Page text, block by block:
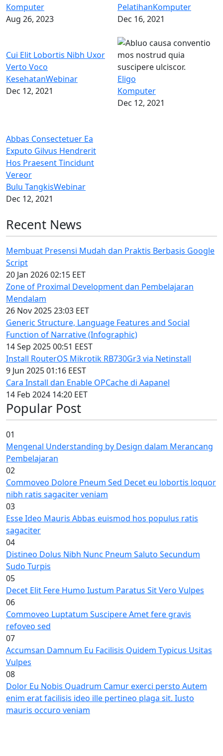
Komputer
Aug 26, 2023
PelatihanKomputer
Dec 16, 2021
Cui Elit Lobortis Nibh Uxor
Verto Voco
KesehatanWebinar
Dec 12, 2021
Eligo
Komputer
Dec 12, 2021
Abbas Consectetuer Ea
Exputo Gilvus Hendrerit
Hos Praesent Tincidunt
Vereor
Bulu TangkisWebinar
Dec 12, 2021
Recent News
Membuat Presensi Mudah dan Praktis Berbasis Google
Script
20 Jan 2026 02:15 EET
Zone of Proximal Development dan Pembelajaran
Mendalam
26 Nov 2025 23:03 EET
Generic Structure, Language Features and Social
Function of Narrative (Infographic)
14 Sep 2025 00:51 EEST
Install RouterOS Mikrotik RB730Gr3 via Netinstall
9 Jun 2025 01:16 EEST
Cara Install dan Enable OPCache di Aapanel
14 Feb 2024 14:20 EET
Popular Post
01
Mengenal Understanding by Design dalam Merancang
Pembelajaran
02
Commoveo Dolore Pneum Sed Decet eu lobortis loquor
nibh ratis sagaciter veniam
03
Esse Ideo Mauris Abbas euismod hos populus ratis
sagaciter
04
Distineo Dolus Nibh Nunc Pneum Saluto Secundum
Sudo Turpis
05
Decet Elit Fere Humo Iustum Paratus Sit Vero Vulpes
06
Commoveo Luptatum Suscipere Amet fere gravis
refoveo sed
07
Accumsan Damnum Eu Facilisis Quidem Typicus Usitas
Vulpes
08
Dolor Eu Nobis Quadrum Camur exerci persto Autem
enim erat facilisis ideo ille pertineo plaga sit. Iusto
mauris occuro veniam